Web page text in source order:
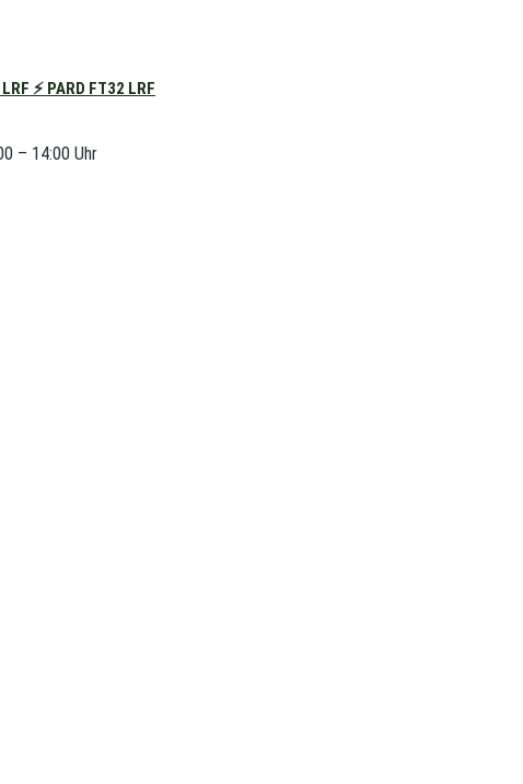
⚡ PARD FT32 LRF
– 14:00 Uhr